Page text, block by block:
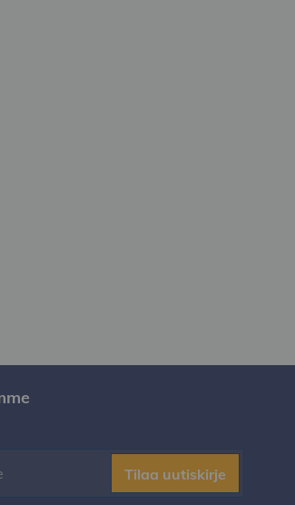
Tilaa uutiskirje